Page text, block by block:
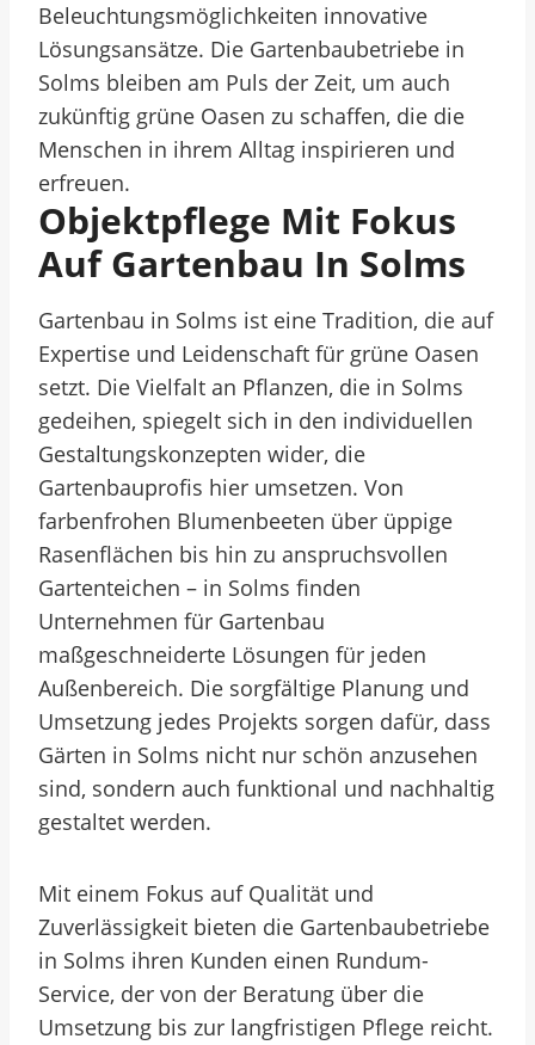
Beleuchtungsmöglichkeiten innovative
Lösungsansätze. Die Gartenbaubetriebe in
Solms bleiben am Puls der Zeit, um auch
zukünftig grüne Oasen zu schaffen, die die
Menschen in ihrem Alltag inspirieren und
erfreuen.
Objektpflege Mit Fokus
Auf Gartenbau In Solms
Gartenbau in Solms ist eine Tradition, die auf
Expertise und Leidenschaft für grüne Oasen
setzt. Die Vielfalt an Pflanzen, die in Solms
gedeihen, spiegelt sich in den individuellen
Gestaltungskonzepten wider, die
Gartenbauprofis hier umsetzen. Von
farbenfrohen Blumenbeeten über üppige
Rasenflächen bis hin zu anspruchsvollen
Gartenteichen – in Solms finden
Unternehmen für Gartenbau
maßgeschneiderte Lösungen für jeden
Außenbereich. Die sorgfältige Planung und
Umsetzung jedes Projekts sorgen dafür, dass
Gärten in Solms nicht nur schön anzusehen
sind, sondern auch funktional und nachhaltig
gestaltet werden.
Mit einem Fokus auf Qualität und
Zuverlässigkeit bieten die Gartenbaubetriebe
in Solms ihren Kunden einen Rundum-
Service, der von der Beratung über die
Umsetzung bis zur langfristigen Pflege reicht.